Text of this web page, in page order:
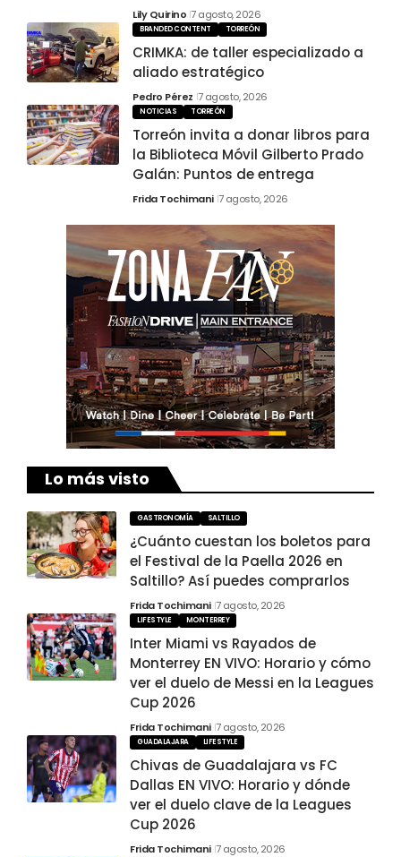
Lily Quirino 7 agosto, 2026
BRANDED CONTENT TORREÓN
CRIMKA: de taller especializado a
aliado estratégico
Pedro Pérez 7 agosto, 2026
NOTICIAS TORREÓN
Torreón invita a donar libros para
la Biblioteca Móvil Gilberto Prado
Galán: Puntos de entrega
Frida Tochimani 7 agosto, 2026
Lo más visto
GASTRONOMÍA SALTILLO
¿Cuánto cuestan los boletos para
el Festival de la Paella 2026 en
Saltillo? Así puedes comprarlos
Frida Tochimani 7 agosto, 2026
LIFESTYLE MONTERREY
Inter Miami vs Rayados de
Monterrey EN VIVO: Horario y cómo
ver el duelo de Messi en la Leagues
Cup 2026
Frida Tochimani 7 agosto, 2026
GUADALAJARA LIFESTYLE
Chivas de Guadalajara vs FC
Dallas EN VIVO: Horario y dónde
ver el duelo clave de la Leagues
Cup 2026
Frida Tochimani 7 agosto, 2026